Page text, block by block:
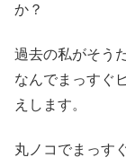
か？
過去の私がそう
なんでまっすぐ
えします。
丸ノコでまっす